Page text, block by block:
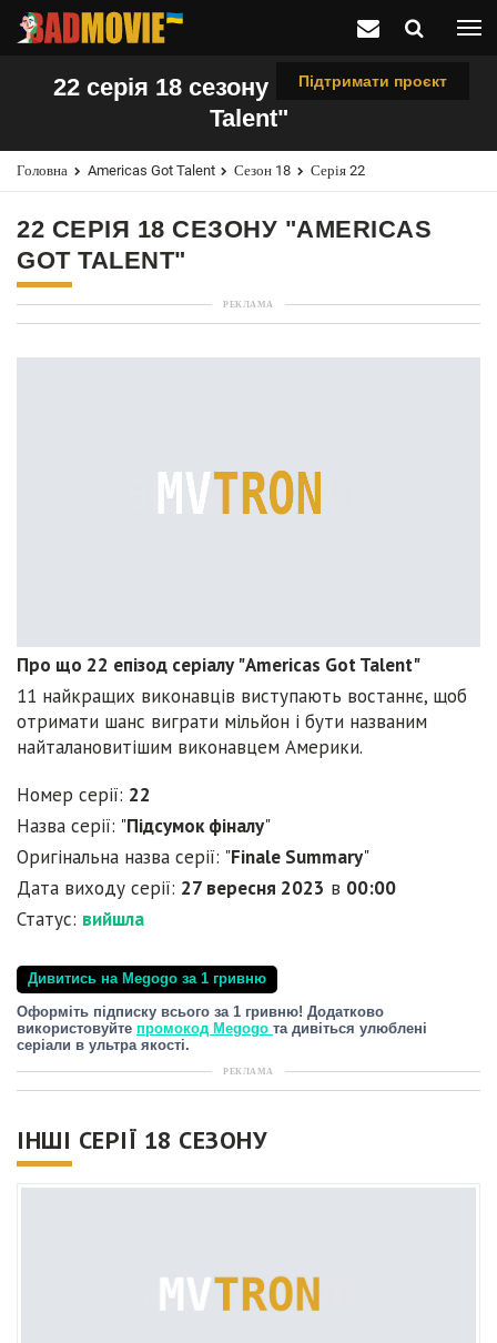
Підтримати проєкт
22 серія 18 сезону "Americas Got
Talent"
Головна Americas Got Talent Сезон 18 Серія 22
22 СЕРІЯ 18 СЕЗОНУ "AMERICAS
GOT TALENT"
РЕКЛАМА
Про що 22 епізод серіалу "Americas Got Talent"
11 найкращих виконавців виступають востаннє, щоб
отримати шанс виграти мільйон і бути названим
найталановитішим виконавцем Америки.
Номер серії: 22
Назва серії: "Підсумок фіналу"
Оригінальна назва серії: "Finale Summary"
Дата виходу серії: 27 вересня 2023 в 00:00
Статус: вийшла
Дивитись на Megogo за 1 гривню
Оформіть підписку всього за 1 гривню! Додатково
використовуйте промокод Megogo та дивіться улюблені
серіали в ультра якості.
РЕКЛАМА
ІНШІ СЕРІЇ 18 СЕЗОНУ